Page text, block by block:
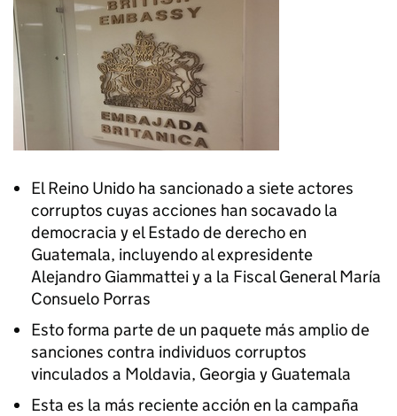
El Reino Unido ha sancionado a siete actores
corruptos cuyas acciones han socavado la
democracia y el Estado de derecho en
Guatemala, incluyendo al expresidente
Alejandro Giammattei y a la Fiscal General María
Consuelo Porras
Esto forma parte de un paquete más amplio de
sanciones contra individuos corruptos
vinculados a Moldavia, Georgia y Guatemala
Esta es la más reciente acción en la campaña